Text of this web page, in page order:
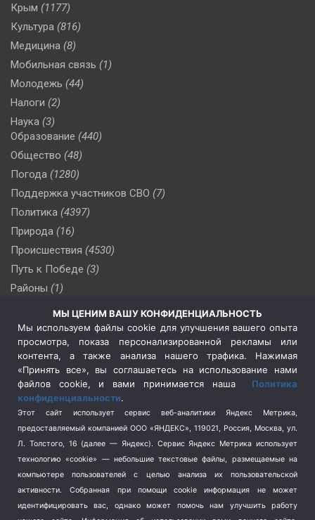
Крым (1177)
Культура (816)
Медицина (8)
Мобильная связь (1)
Молодежь (44)
Налоги (2)
Наука (3)
Образование (440)
Общество (48)
Погода (1280)
Поддержка участников СВО (7)
Политика (4397)
Природа (16)
Происшествия (4530)
Путь к Победе (3)
Районы (1)
Сельское хозяйство (3)
Социальная политика
(3)
Спецоперация в Украине
Спецоперация на Украине
(404)
Спорт (740)
Терроризм (1)
Транспорт (262)
Туризм (178)
Флот (76)
МЫ ЦЕНИМ ВАШУ КОНФИДЕНЦИАЛЬНОСТЬ
Мы используем файлы cookie для улучшения вашего опыта
просмотра, показа персонализированной рекламы или
контента, а также анализа нашего трафика. Нажимая
«Принять все», вы соглашаетесь на использование нами
файлов cookie, и вами принимается наша Политика
конфиденциальности.
Этот сайт использует сервис веб-аналитики Яндекс Метрика,
предоставляемый компанией ООО «ЯНДЕКС», 119021, Россия, Москва, ул.
Л. Толстого, 16 (далее — Яндекс). Сервис Яндекс Метрика использует
технологию «cookie» — небольшие текстовые файлы, размещаемые на
компьютере пользователей с целью анализа их пользовательской
активности.
Собранная при помощи cookie информация не может
идентифицировать вас, однако может помочь нам улучшить работу